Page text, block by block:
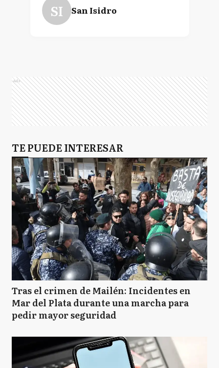
SI San Isidro
Ads
TE PUEDE INTERESAR
Tras el crimen de Mailén: Incidentes en
Mar del Plata durante una marcha para
pedir mayor seguridad